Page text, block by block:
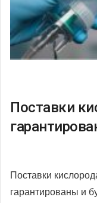
Поставки
Поставки
гарантированы и